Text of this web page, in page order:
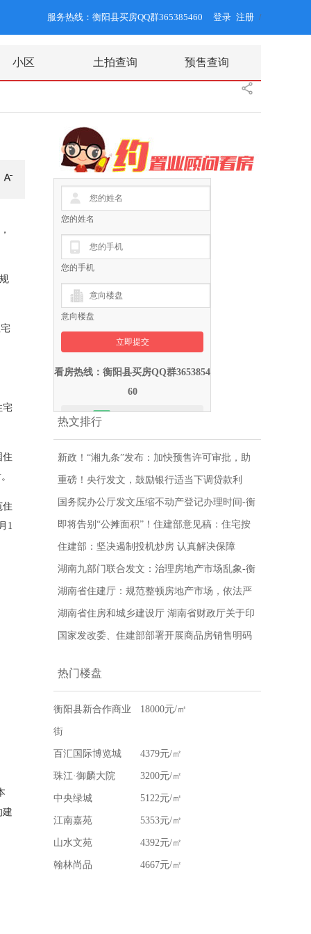
服务热线：衡阳县买房QQ群365385460 登录 /
注册
小区 土拍查询 预售查询
宅
住
住
1
建
您的姓名
您的手机
意向楼盘
看房热线：衡阳县买房QQ群3653854
60
热文排行
新政！“湘九条”发布：加快预售许可审批，助
力复工复产！-衡阳县房地产网
重磅！央行发文，鼓励银行适当下调贷款利
率！-衡阳县房地产网
国务院办公厅发文压缩不动产登记办理时间-衡
阳县房地产网
即将告别“公摊面积”！住建部意见稿：住宅按
套内面积交易！-衡阳县房地产网
住建部：坚决遏制投机炒房 认真解决保障
房“空置”问题-衡阳县房地产网
湖南九部门联合发文：治理房地产市场乱象-衡
阳县房地产网
湖南省住建厅：规范整顿房地产市场，依法严
查发布虚假房源信息和广告等九种违法违规行
为-衡阳县房地产网
湖南省住房和城乡建设厅 湖南省财政厅关于印
发《湖南省2017年农村危房改造实施方案》的
国家发改委、住建部部署开展商品房销售明码
热门楼盘
衡阳县新合作商业
街
18000元/㎡
百汇国际博览城 4379元/㎡
珠江·御麟大院 3200元/㎡
中央绿城 5122元/㎡
江南嘉苑 5353元/㎡
山水文苑 4392元/㎡
翰林尚品 4667元/㎡